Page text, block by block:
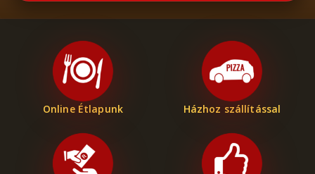
Online Étlapunk Házhoz szállítással